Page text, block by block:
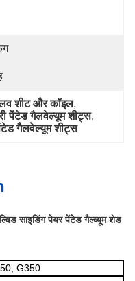
शीट और कॉइल,
पेंटेड गैलवेल्यूम शीट्स,
गैलवेल्यूम शीट्स
साइडिंग पेयर पेंटेड गैल्व्यूम शेड
G350